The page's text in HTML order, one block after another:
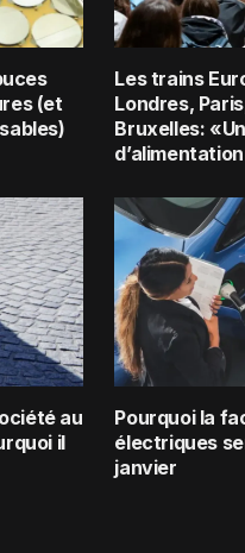
(et
Les trains
Londres,
Bruxelles:
au
il
Pourquoi la
électriques
janvier